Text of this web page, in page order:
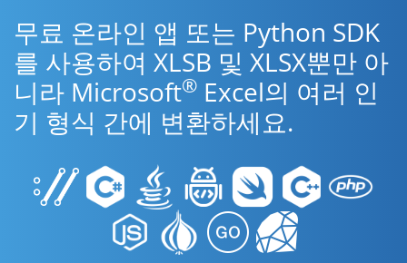
무료 온라인 앱 또는 Python SDK
를 사용하여 XLSB 및 XLSX뿐만 아
니라 Microsoft® Excel의 여러 인
기 형식 간에 변환하세요.